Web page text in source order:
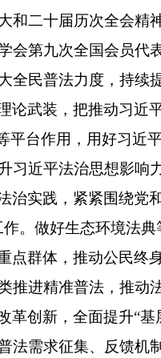
和二十届历次全会
会第九次全国会员代
全民普法力度，持续
论武装，把推动习
平台作用，用好习
习近平法治思想影响
治实践，紧紧围绕
。做好生态环境法
点群体，推动公民
推进精准普法，推动
革创新，全面提升“
法需求征集、反馈机